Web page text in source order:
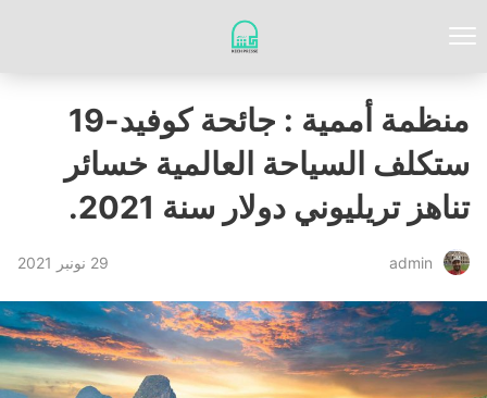
منظمة أممية : جائحة كوفيد-19
ستكلف السياحة العالمية خسائر
تناهز تريليوني دولار سنة 2021.
admin 29 نونبر 2021